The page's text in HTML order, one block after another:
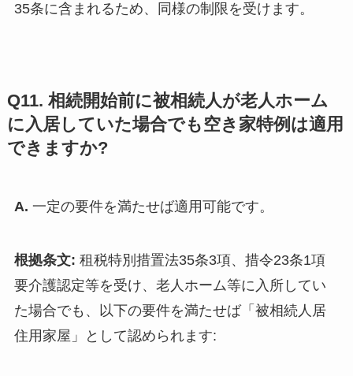
35条に含まれるため、同様の制限を受けます。
Q11. 相続開始前に被相続人が老人ホーム
に入居していた場合でも空き家特例は適用
できますか?
A. 一定の要件を満たせば適用可能です。
根拠条文: 租税特別措置法35条3項、措令23条1項
要介護認定等を受け、老人ホーム等に入所してい
た場合でも、以下の要件を満たせば「被相続人居
住用家屋」として認められます: